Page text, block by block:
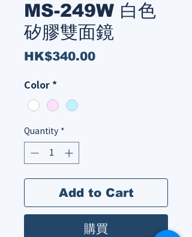
MS-249W 白色
矽膠雙面鏡
HK$340.00Price
Color *
Quantity *
Add to Cart
購買